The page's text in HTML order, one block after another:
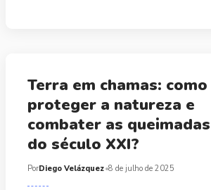
Terra em chamas: como
proteger a natureza e
combater as queimadas
do século XXI?
PorDiego Velázquez 8 de julho de 2025